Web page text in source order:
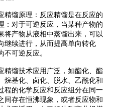
精馏原理：反应精馏是在反应的
：对于可逆反应，当某种产物的
将产物从液相中蒸馏出来，可以
继续进行，从而提高单向转化
可逆反应。
精馏技术应用广泛，如酯化、酯
烷基化、卤化、脱水、乙酰化和
程的化学反应和反应组分在同一
间存在恒沸现象，或者反应物和